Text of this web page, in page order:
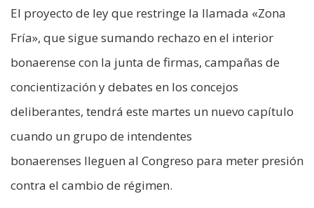
El proyecto de ley que restringe la llamada «Zona
Fría», que sigue sumando rechazo en el interior
bonaerense con la junta de firmas, campañas de
concientización y debates en los concejos
deliberantes, tendrá este martes un nuevo capítulo
cuando un grupo de intendentes
bonaerenses lleguen al Congreso para meter presión
contra el cambio de régimen.